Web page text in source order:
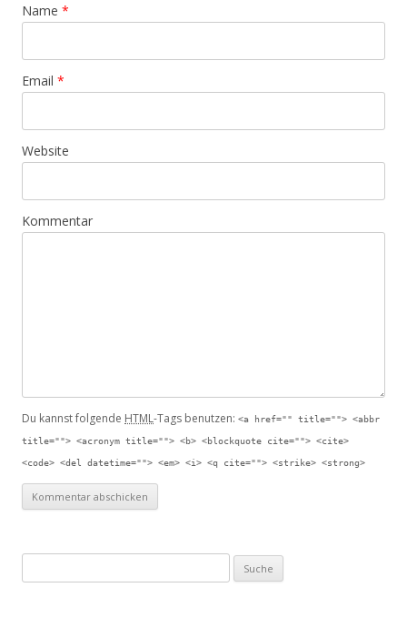
Name *
Email *
Website
Kommentar
Du kannst folgende HTML-Tags benutzen: <a href="" title=""> <abbr
title=""> <acronym title=""> <b> <blockquote cite=""> <cite>
<code> <del datetime=""> <em> <i> <q cite=""> <strike> <strong>